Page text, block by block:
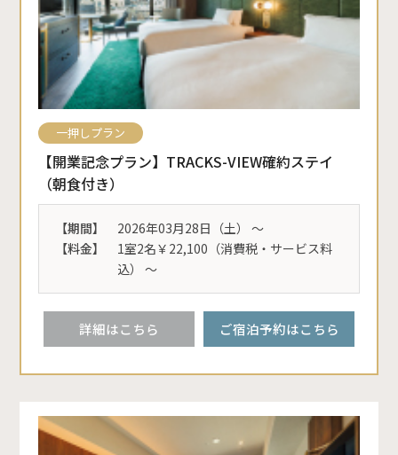
一押しプラン
【開業記念プラン】TRACKS-VIEW確約ステイ
（朝食付き）
【期間】
2026年03月28日（土） 〜
【料金】
1室2名￥22,100（消費税・サービス料
込） ～
詳細はこちら ご宿泊予約はこちら